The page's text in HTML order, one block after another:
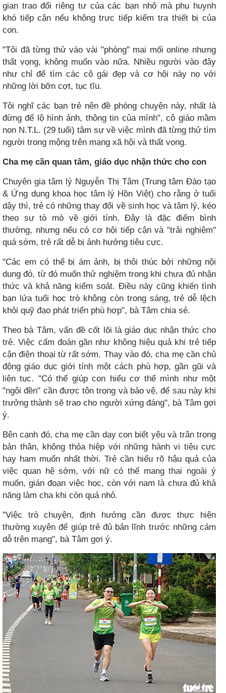
gian trao đổi riêng tư của các bạn nhỏ mà phụ huynh
khó tiếp cận nếu không trực tiếp kiểm tra thiết bị của
con.
"Tôi đã từng thử vào vài "phòng" mai mối online nhưng
thất vọng, không muốn vào nữa. Nhiều người vào đây
như chỉ để tìm các cô gái đẹp và cơ hội này nọ với
những lời bỡn cợt, tục tĩu.
Tôi nghĩ các bạn trẻ nên đề phòng chuyện này, nhất là
đừng để lộ hình ảnh, thông tin của mình", cô giáo mầm
non N.T.L. (29 tuổi) tâm sự về việc mình đã từng thử tìm
người trong mộng trên mạng xã hội và thất vọng.
Cha mẹ cần quan tâm, giáo dục nhận thức cho con
Chuyên gia tâm lý Nguyễn Thị Tâm (Trung tâm Đào tạo
& Ứng dụng khoa học tâm lý Hồn Việt) cho rằng ở tuổi
dậy thì, trẻ có những thay đổi về sinh học và tâm lý, kéo
theo sự tò mò về giới tính. Đây là đặc điểm bình
thường, nhưng nếu có cơ hội tiếp cận và "trải nghiệm"
quá sớm, trẻ rất dễ bị ảnh hưởng tiêu cực.
"Các em có thể bị ám ảnh, bị thôi thúc bởi những nội
dung đó, từ đó muốn thử nghiệm trong khi chưa đủ nhận
thức và khả năng kiểm soát. Điều này cũng khiến tình
bạn lứa tuổi học trò không còn trong sáng, trẻ dễ lệch
khỏi quỹ đạo phát triển phù hợp", bà Tâm chia sẻ.
Theo bà Tâm, vấn đề cốt lõi là giáo dục nhận thức cho
trẻ. Việc cấm đoán gần như không hiệu quả khi trẻ tiếp
cận điện thoại từ rất sớm. Thay vào đó, cha mẹ cần chủ
động giáo dục giới tính một cách phù hợp, gần gũi và
liên tục. "Có thể giúp con hiểu cơ thể mình như một
"ngôi đền" cần được tôn trọng và bảo vệ, để sau này khi
trưởng thành sẽ trao cho người xứng đáng", bà Tâm gợi
ý.
Bên cạnh đó, cha mẹ cần dạy con biết yêu và trân trọng
bản thân, không thỏa hiệp với những hành vi tiêu cực
hay ham muốn nhất thời. Trẻ cần hiểu rõ hậu quả của
việc quan hệ sớm, với nữ có thể mang thai ngoài ý
muốn, gián đoạn việc học, còn với nam là chưa đủ khả
năng làm cha khi còn quá nhỏ.
"Việc trò chuyện, định hướng cần được thực hiện
thường xuyên để giúp trẻ đủ bản lĩnh trước những cám
dỗ trên mạng", bà Tâm gợi ý.